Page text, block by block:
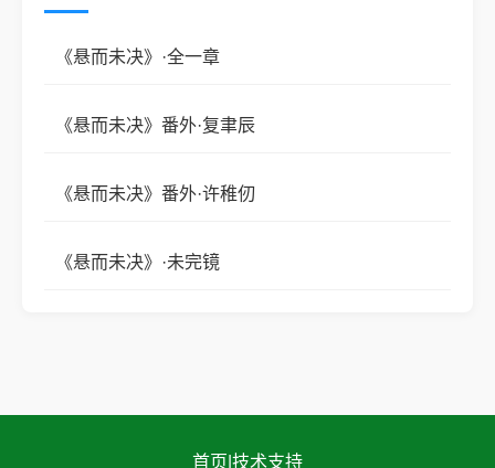
当银幕暗去，谁是观众，谁是戏？
双男主/娱乐圈
《悬而未决》·全一章
《悬而未决》番外·复聿辰
《悬而未决》番外·许稚仞
《悬而未决》·未完镜
首页 技术支持